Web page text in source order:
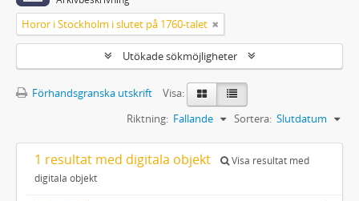
Horor i Stockholm i slutet på 1760-talet
Utökade sökmöjligheter
Förhandsgranska utskrift
Visa:
Sortera: Slutdatum
Riktning: Fallande
1 resultat med digitala objekt
Visa resultat med
digitala objekt